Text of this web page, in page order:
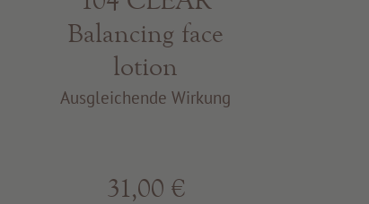
Balancing face
lotion
Ausgleichende Wirkung
31,00 €